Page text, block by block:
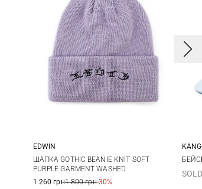
One size
EDWIN
ШАПКА GOTHIC BEANIE KNIT SOFT
PURPLE GARMENT WASHED
1 260 грн1 800 грн-30%